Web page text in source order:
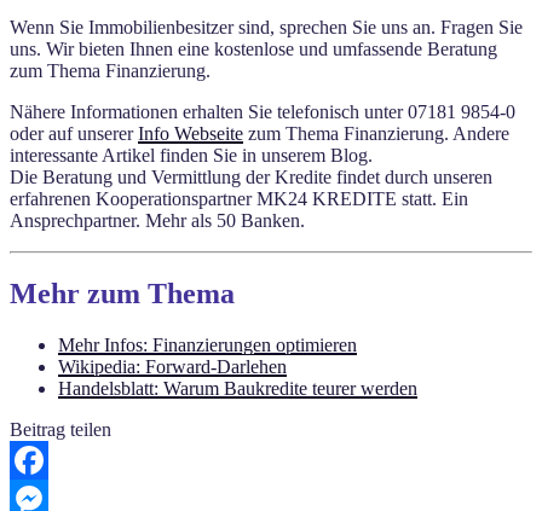
Wenn Sie Immobilienbesitzer sind, sprechen Sie uns an. Fragen Sie
uns. Wir bieten Ihnen eine kostenlose und umfassende Beratung
zum Thema Finanzierung.
Nähere Informationen erhalten Sie telefonisch unter 07181 9854-0
oder auf unsererInfo Webseite zum Thema Finanzierung. Andere
interessante Artikel finden Sie in unserem Blog.
Die Beratung und Vermittlung der Kredite findet durch unseren
erfahrenen Kooperationspartner MK24 KREDITE statt. Ein
Ansprechpartner. Mehr als 50 Banken.
Mehr zum Thema
Mehr Infos: Finanzierungen optimieren
Wikipedia: Forward-Darlehen
Handelsblatt: Warum Baukredite teurer werden
Beitrag teilen
Facebook